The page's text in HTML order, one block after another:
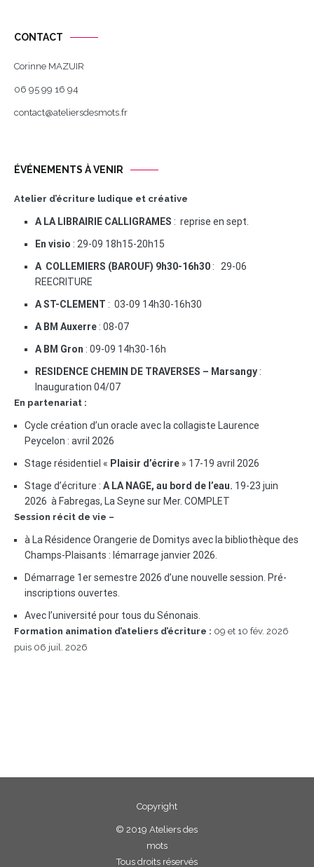
CONTACT
Corinne MAZUIR
06 95 99 16 94
contact@ateliersdesmots.fr
ÉVÉNEMENTS À VENIR
Atelier d’écriture ludique et créative
A LA LIBRAIRIE CALLIGRAMES : reprise en sept.
En visio : 29-09 18h15-20h15
A COLLEMIERS (BAROUF) 9h30-16h30 : 29-06
REECRITURE
A ST-CLEMENT : 03-09 14h30-16h30
A BM Auxerre : 08-07
A BM Gron : 09-09 14h30-16h
RESIDENCE CHEMIN DE TRAVERSES – Marsangy :
Inauguration 04/07
En partenariat :
Cycle création d’un oracle avec la collagiste Laurence
Peycelon : avril 2026
Stage résidentiel « Plaisir d’écrire » 17-19 avril 2026
Stage d’écriture : A LA NAGE, au bord de l’eau. 19-23 juin
2026 à Fabregas, La Seyne sur Mer. COMPLET
Session récit de vie –
à La Résidence Orangerie de Domitys avec la bibliothèque des
Champs-Plaisants : lémarrage janvier 2026.
Démarrage 1er semestre 2026 d’une nouvelle session. Pré-
inscriptions ouvertes.
Avec l’université pour tous du Sénonais.
Formation animation d’ateliers d’écriture : 09 et 10 fév. 2026
puis 06 juil. 2026
Copyright
© 2019 Ateliers des
mots
Tous droits réservés